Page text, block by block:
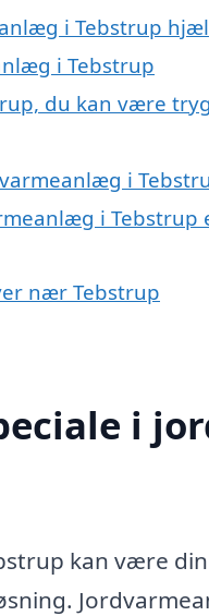
i Tebstrup
i Tebstrup
du kan være
i
i Tebstrup
nær Tebstrup
i
kan være